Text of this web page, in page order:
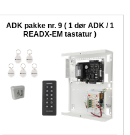
ADK pakke nr. 9 ( 1 dør ADK / 1
READX-EM tastatur )